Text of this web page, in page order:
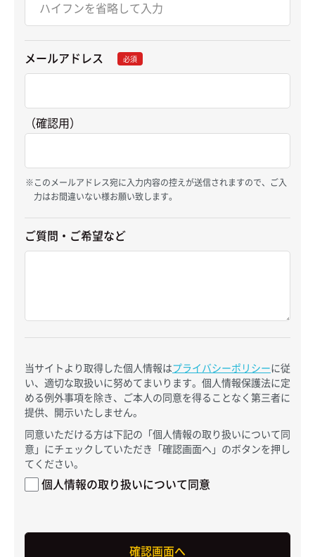
メールアドレス 必須
（確認用）
このメールアドレス宛に入力内容の控えが送信されますので、ご入
力はお間違いない様お願い致します。
ご質問・ご希望など
当サイトより取得した個人情報はプライバシーポリシーに従
い、適切な取扱いに努めてまいります。個人情報保護法に定
める例外事項を除き、ご本人の同意を得ることなく第三者に
提供、開示いたしません。
同意いただける方は下記の「個人情報の取り扱いについて同
意」にチェックしていただき「確認画面へ」のボタンを押し
てください。
個人情報の取り扱いについて同意